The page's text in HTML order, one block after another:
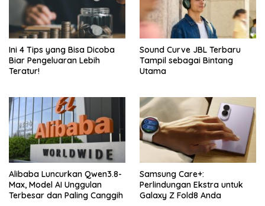
Ini 4 Tips yang Bisa Dicoba
Biar Pengeluaran Lebih
Teratur!
Sound Curve JBL Terbaru
Tampil sebagai Bintang
Utama
Alibaba Luncurkan Qwen3.8-
Max, Model AI Unggulan
Terbesar dan Paling Canggih
Samsung Care+:
Perlindungan Ekstra untuk
Galaxy Z Fold8 Anda